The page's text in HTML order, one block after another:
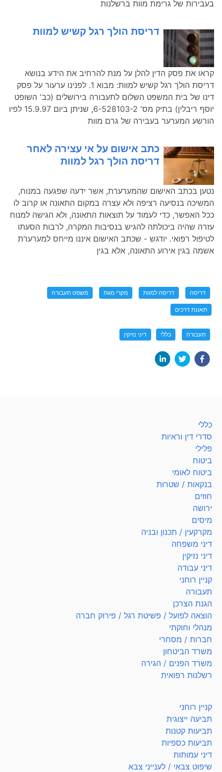
בעבירות של גרימת מוות ברשלנות
דריסת הולך רגל קשיש למוות
קראו את פסק הדין להלן על מנת להרחיב את הידע בנושא
דריסת הולך רגל קשיש למוות: מבוא 1. לפנינו ערעור על פסק
דינו של בית המשפט השלום לתעבורה בירושלים (כב' השופט
יוסף ריבלין) בתיק מס' 6-528103-2, שניתן ביום 15.9.97 לפיו
הורשע המערער בעבירה של גרם מוות
כתב אישום על אי עצירה לאחר
דריסת הולך רגל למוות
נטען בכתב האישום שהמערערת, אשר ידעה שפגעה במנוח,
המשיכה בנסיעה רציפה ולא עצרה במקום התאונה או קרוב לו
ככל האפשר, כדי לעמוד על תוצאות התאונה, ולא הגישה למנוח
עזרה שהיה ביכולתה להגיש בנסיבות המקרה, לרבות הסעתו
לטיפול רפואי. יודגש - שכתב האישום איננו מייחס למערערת
אשמה בגין אירוע התאונה, אלא בגין
דריסה דריסה למוות מקרי מוות משפט תעבורה
תאונת דרכים
תעבורה כללי דיני נזיקין
כללי
סדרי דין וראיות
פלילי
ביטוח
ביטוח לאומי
בנקאות / שטרות
חוזים
ירושה
מיסים
מקרקעין / תכנון ובניה
דיני משפחה
דיני נזיקין
דיני עבודה
קניין רוחני
תעבורה
הגנת הצרכן
הוצאה לפועל / פשיטת רגל / פירוק חברה
מנהלי וחוקתי
חברות / מסחרי
משרד הביטחון
משרד הפנים / הגירה
רשלנות רפואית
קניין רוחני
תביעה ייצוגית
תביעות קטנות
תביעות כספיות
דיני עמותות
שיפוט צבאי / לענייני צבא